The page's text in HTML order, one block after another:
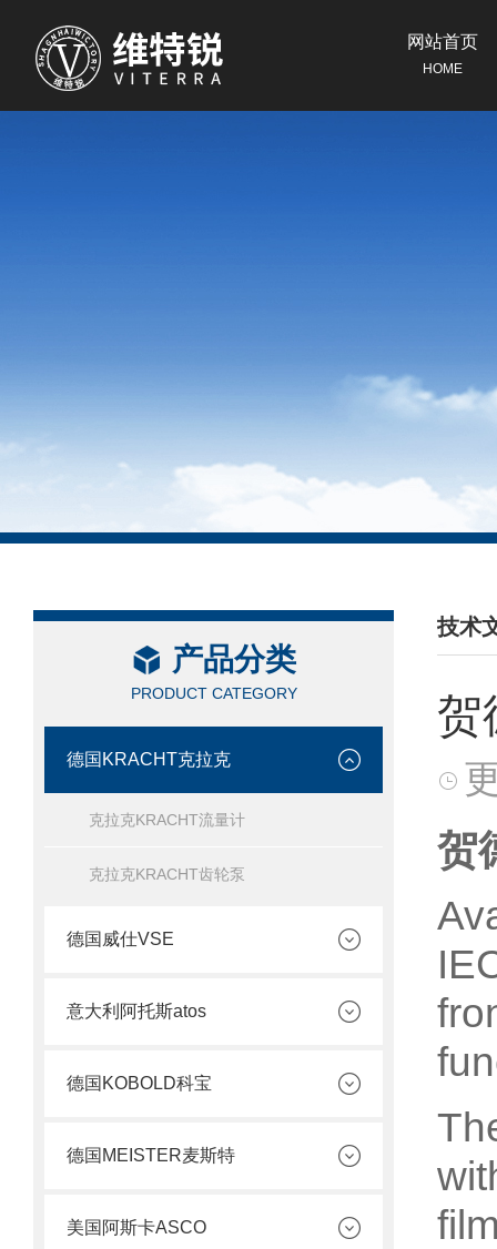
网站首页
HOME
产品分类
PRODUCT CATEGORY
德国KRACHT克拉克
克拉克KRACHT流量计
克拉克KRACHT齿轮泵
德国威仕VSE
意大利阿托斯atos
德国KOBOLD科宝
德国MEISTER麦斯特
美国阿斯卡ASCO
技术
/
贺
贺